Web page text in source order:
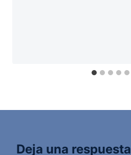
Deja una respuesta